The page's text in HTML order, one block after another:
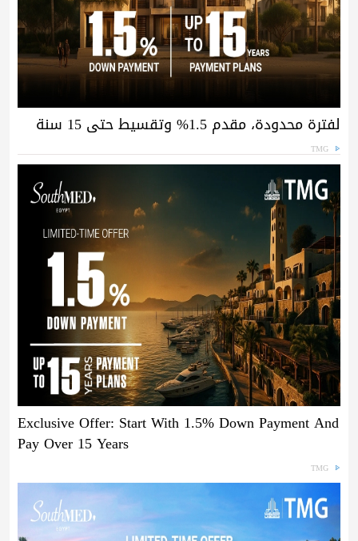
لفترة محدودة، مقدم 1.5% وتقسيط حتى 15 سنة
TMG
Exclusive Offer: Start With 1.5% Down Payment And
Pay Over 15 Years
TMG